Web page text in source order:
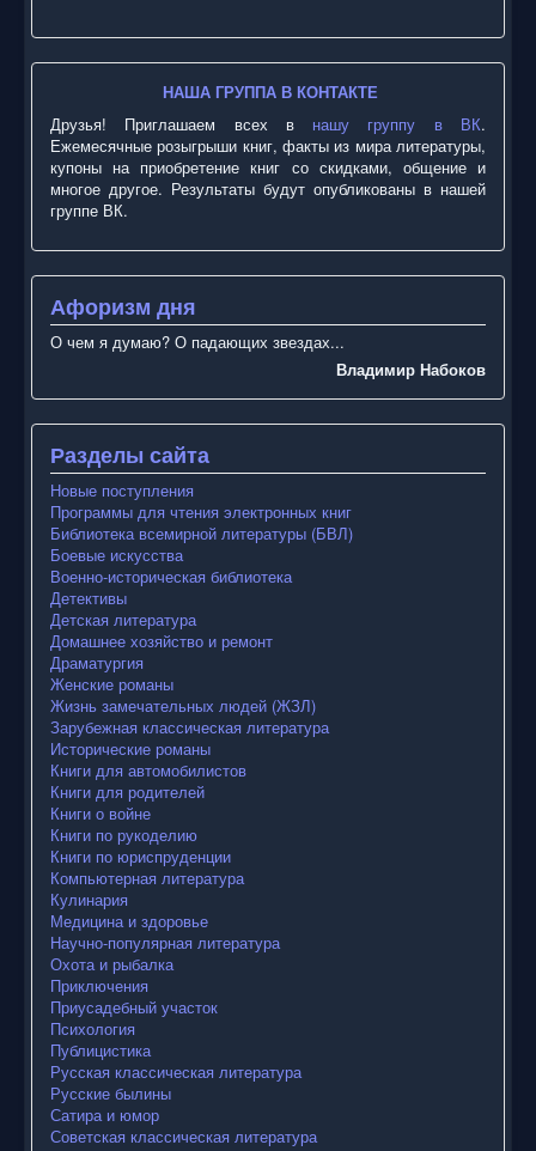
НАША ГРУППА В КОНТАКТЕ
Друзья! Приглашаем всех в нашу группу в ВК.
Ежемесячные розыгрыши книг, факты из мира литературы,
купоны на приобретение книг со скидками, общение и
многое другое. Результаты будут опубликованы в нашей
группе ВК.
Афоризм дня
О чем я думаю? О падающих звездах...
Владимир Набоков
Разделы сайта
Новые поступления
Программы для чтения электронных книг
Библиотека всемирной литературы (БВЛ)
Боевые искусства
Военно-историческая библиотека
Детективы
Детская литература
Домашнее хозяйство и ремонт
Драматургия
Женские романы
Жизнь замечательных людей (ЖЗЛ)
Зарубежная классическая литература
Исторические романы
Книги для автомобилистов
Книги для родителей
Книги о войне
Книги по рукоделию
Книги по юриспруденции
Компьютерная литература
Кулинария
Медицина и здоровье
Научно-популярная литература
Охота и рыбалка
Приключения
Приусадебный участок
Психология
Публицистика
Русская классическая литература
Русские былины
Сатира и юмор
Советская классическая литература